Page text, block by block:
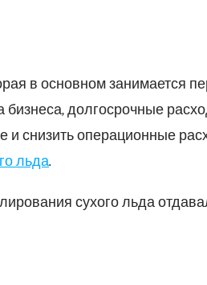
в основном занимается
долгосрочные
и снизить операционные
льда.
сухого льда